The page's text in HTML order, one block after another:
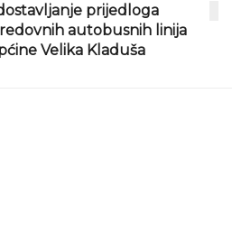
prijedloga
autobusnih linija
Velika Kladuša